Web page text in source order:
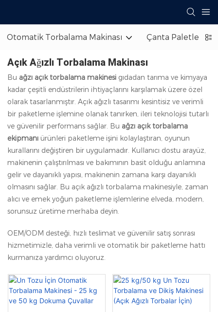
Otomatik Torbalama Makinası Çanta Paletleyici
Açık Ağızlı Torbalama Makinası
Bu ağzı açık torbalama makinesi gıdadan tarıma ve kimyaya
kadar çeşitli endüstrilerin ihtiyaçlarını karşılamak üzere özel
olarak tasarlanmıştır. Açık ağızlı tasarımı kesintisiz ve verimli
bir paketleme işlemine olanak tanırken, ileri teknolojisi tutarlı
ve güvenilir performans sağlar. Bu ağzı açık torbalama
ekipmanı ürünleri paketleme işini kolaylaştıran, oyunun
kurallarını değiştiren bir uygulamadır. Kullanıcı dostu arayüz,
makinenin çalıştırılması ve bakımının basit olduğu anlamına
gelir ve dayanıklı yapısı, makinenin zamana karşı dayanıklı
olmasını sağlar. Bu açık ağızlı torbalama makinesiyle, zaman
alıcı ve emek yoğun paketleme işlemlerine elveda, modern,
sorunsuz üretime merhaba deyin.
OEM/ODM desteği, hızlı teslimat ve güvenilir satış sonrası
hizmetimizle, daha verimli ve otomatik bir paketleme hattı
kurmanıza yardımcı oluyoruz.